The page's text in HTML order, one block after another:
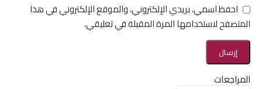
المراجعات
احفظ اسمي، بريدي الإلكتروني، والموقع الإلكتروني في هذا
المتصفح لاستخدامها المرة المقبلة في تعليقي.